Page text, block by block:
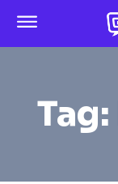
Tag: